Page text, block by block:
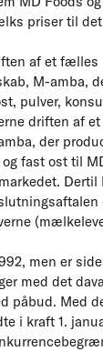
priser til
af et fælles
M-amba,
pulver,
driften af
der
fast ost til
Dertil
men er
med det
påbud. Med
i kraft 1.